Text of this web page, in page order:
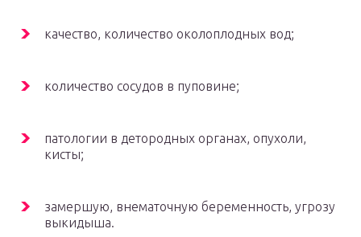
качество, количество околоплодных вод;
количество сосудов в пуповине;
патологии в детородных органах, опухоли,
кисты;
замершую, внематочную беременность, угрозу
выкидыша.